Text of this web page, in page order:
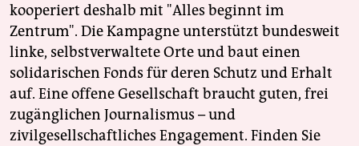
kooperiert deshalb mit "Alles beginnt im
Zentrum". Die Kampagne unterstützt bundesweit
linke, selbstverwaltete Orte und baut einen
solidarischen Fonds für deren Schutz und Erhalt
auf. Eine offene Gesellschaft braucht guten, frei
zugänglichen Journalismus – und
zivilgesellschaftliches Engagement. Finden Sie